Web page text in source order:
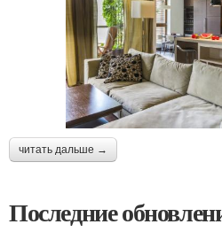
читать дальше →
Последние